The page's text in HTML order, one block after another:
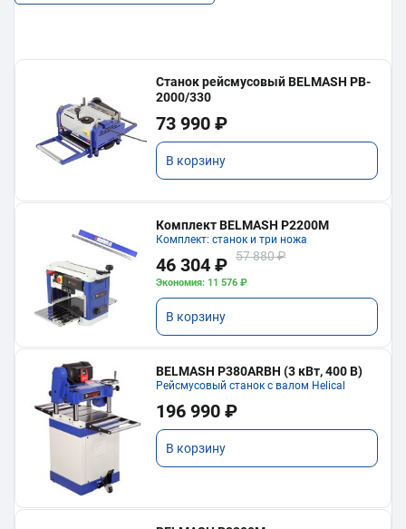
Станок рейсмусовый BELMASH PB-
2000/330
73 990 ₽
В корзину
Комплект BELMASH P2200M
Комплект: станок и три ножа
46 304 ₽ 57 880 ₽
Экономия: 11 576 ₽
В корзину
BELMASH P380ARBH (3 кВт, 400 В)
Рейсмусовый станок с валом Helical
196 990 ₽
В корзину